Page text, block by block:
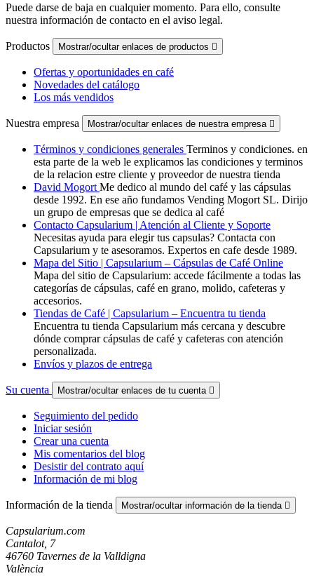
Puede darse de baja en cualquier momento. Para ello, consulte
nuestra información de contacto en el aviso legal.
Productos Mostrar/ocultar enlaces de productos 
Ofertas y oportunidades en café
Novedades del catálogo
Los más vendidos
Nuestra empresa Mostrar/ocultar enlaces de nuestra empresa 
Términos y condiciones generales Terminos y condiciones. en
esta parte de la web le explicamos las condiciones y terminos
de la relacion estre cliente y proveedor de nuestra tienda
David Mogort Me dedico al mundo del café y las cápsulas
desde 1992. En ese año fundamos Vending Mogort SL. Dirijo
un grupo de empresas que se dedica al café
Contacto Capsularium | Atención al Cliente y Soporte
Necesitas ayuda para elegir tus capsulas? Contacta con
Capsularium y te asesoramos. Expertos en cafe desde 1989.
Mapa del Sitio | Capsularium – Cápsulas de Café Online
Mapa del sitio de Capsularium: accede fácilmente a todas las
categorías de cápsulas, café en grano, molido, cafeteras y
accesorios.
Tiendas de Café | Capsularium – Encuentra tu tienda
Encuentra tu tienda Capsularium más cercana y descubre
dónde comprar cápsulas de café y cafeteras con atención
personalizada.
Envíos y plazos de entrega
Su cuenta Mostrar/ocultar enlaces de tu cuenta 
Seguimiento del pedido
Iniciar sesión
Crear una cuenta
Mis comentarios del blog
Desistir del contrato aquí
Información de mi blog
Información de la tienda Mostrar/ocultar información de la tienda 
Capsularium.com
Cantalot, 7
46760 Tavernes de la Valldigna
València